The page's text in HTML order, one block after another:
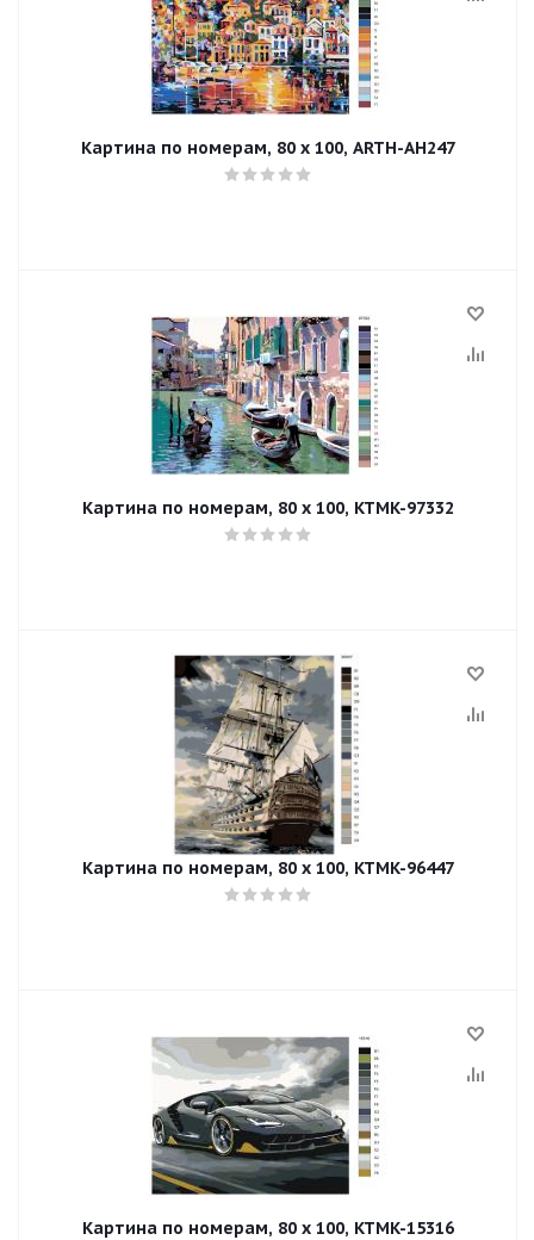
Картина по номерам, 80 x 100, ARTH-AH247
Картина по номерам, 80 x 100, KTMK-97332
Картина по номерам, 80 x 100, KTMK-96447
Картина по номерам, 80 x 100, KTMK-15316